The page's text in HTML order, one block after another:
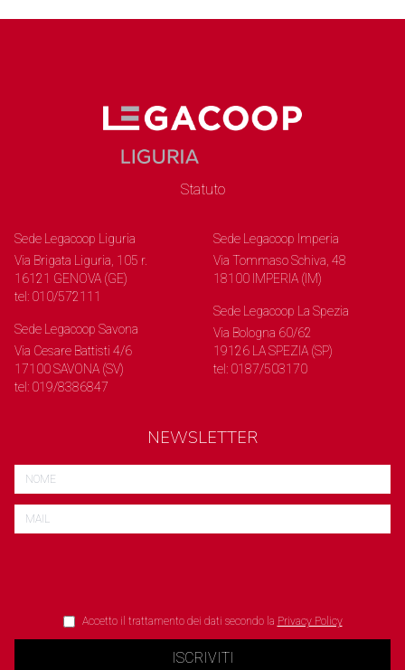
Statuto
Sede Legacoop Liguria
Via Brigata Liguria, 105 r.
16121 GENOVA (GE)
tel: 010/572111
Sede Legacoop Savona
Via Cesare Battisti 4/6
17100 SAVONA (SV)
tel: 019/8386847
Sede Legacoop Imperia
Via Tommaso Schiva, 48
18100 IMPERIA (IM)
Sede Legacoop La Spezia
Via Bologna 60/62
19126 LA SPEZIA (SP)
tel: 0187/503170
NEWSLETTER
Accetto il trattamento dei dati secondo la Privacy Policy
ISCRIVITI